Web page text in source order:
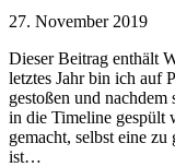
27. November 2019
Dieser Beitrag enthält
letztes Jahr bin ich auf
gestoßen und
in die Timeline gespült
gemacht, selbst eine
ist…